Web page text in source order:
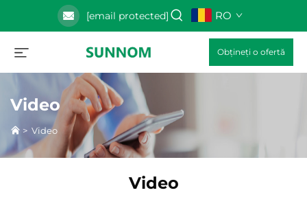
[email protected] RO
Obțineți o ofertă
Video
> Video
Video